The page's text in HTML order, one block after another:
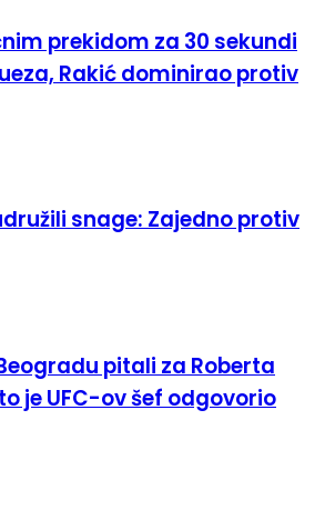
prekidom za 30 sekundi
Rakić dominirao protiv
snage: Zajedno protiv
pitali za Roberta
je UFC-ov šef odgovorio